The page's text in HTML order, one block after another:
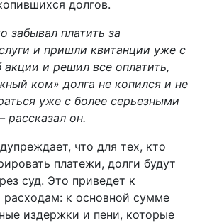
долгов.
забывал платить за
и пришли квитанции уже с
акции и решил все оплатить,
ком» долга не копился и не
уже с более серьезными
рассказал он.
что для тех, кто
платежи, долги будут
суд. Это приведет к
к основной сумме
издержки и пени, которые